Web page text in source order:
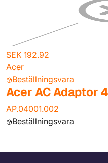
SEK 192.92
Acer
Beställningsvara
Acer AC Adaptor
AP.04001.002
Beställningsvara